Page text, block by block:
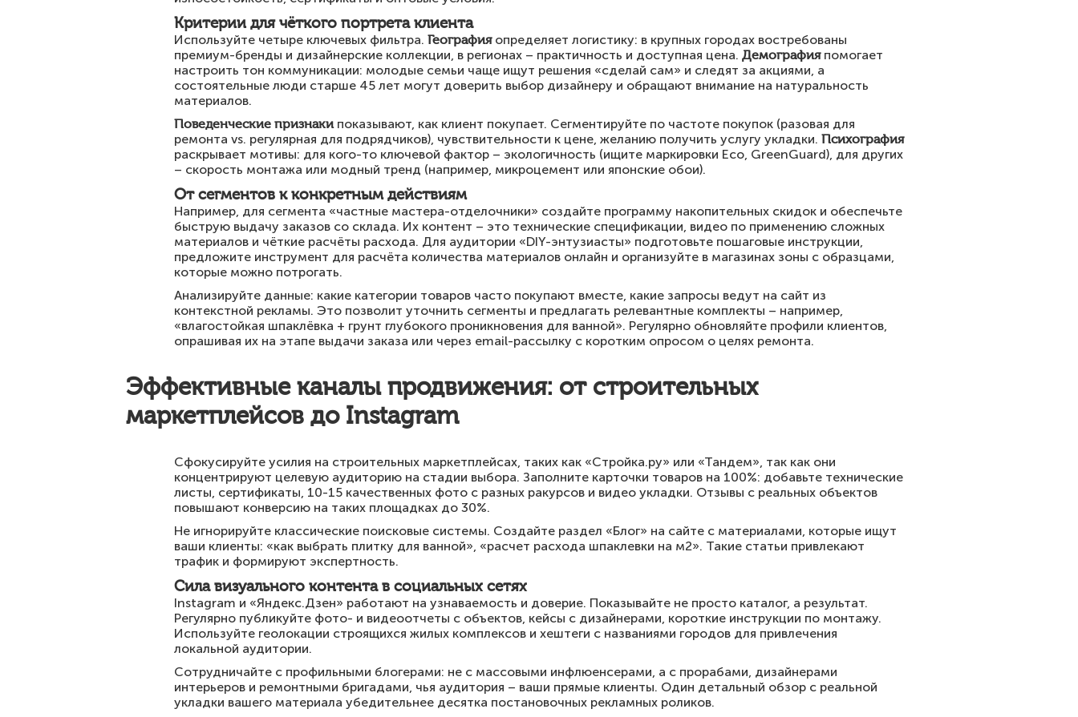
Критерии для чёткого портрета клиента
Используйте четыре ключевых фильтра. Географияопределяет логистику: в крупных городах востребованы
премиум-бренды и дизайнерские коллекции, в регионах – практичность и доступная цена. Демографияпомогает
настроить тон коммуникации: молодые семьи чаще ищут решения «сделай сам» и следят за акциями, а
состоятельные люди старше 45 лет могут доверить выбор дизайнеру и обращают внимание на натуральность
материалов.
Поведенческие признакипоказывают, как клиент покупает. Сегментируйте по частоте покупок (разовая для
ремонта vs. регулярная для подрядчиков), чувствительности к цене, желанию получить услугу укладки. Психография
раскрывает мотивы: для кого-то ключевой фактор – экологичность (ищите маркировки Eco, GreenGuard), для других
– скорость монтажа или модный тренд (например, микроцемент или японские обои).
От сегментов к конкретным действиям
Например, для сегмента «частные мастера-отделочники» создайте программу накопительных скидок и обеспечьте
быструю выдачу заказов со склада. Их контент – это технические спецификации, видео по применению сложных
материалов и чёткие расчёты расхода. Для аудитории «DIY-энтузиасты» подготовьте пошаговые инструкции,
предложите инструмент для расчёта количества материалов онлайн и организуйте в магазинах зоны с образцами,
которые можно потрогать.
Анализируйте данные: какие категории товаров часто покупают вместе, какие запросы ведут на сайт из
контекстной рекламы. Это позволит уточнить сегменты и предлагать релевантные комплекты – например,
«влагостойкая шпаклёвка + грунт глубокого проникновения для ванной». Регулярно обновляйте профили клиентов,
опрашивая их на этапе выдачи заказа или через email-рассылку с коротким опросом о целях ремонта.
Эффективные каналы продвижения: от строительных
маркетплейсов до Instagram
Сфокусируйте усилия на строительных маркетплейсах, таких как «Стройка.ру» или «Тандем», так как они
концентрируют целевую аудиторию на стадии выбора. Заполните карточки товаров на 100%: добавьте технические
листы, сертификаты, 10-15 качественных фото с разных ракурсов и видео укладки. Отзывы с реальных объектов
повышают конверсию на таких площадках до 30%.
Не игнорируйте классические поисковые системы. Создайте раздел «Блог» на сайте с материалами, которые ищут
ваши клиенты: «как выбрать плитку для ванной», «расчет расхода шпаклевки на м2». Такие статьи привлекают
трафик и формируют экспертность.
Сила визуального контента в социальных сетях
Instagram и «Яндекс.Дзен» работают на узнаваемость и доверие. Показывайте не просто каталог, а результат.
Регулярно публикуйте фото- и видеоотчеты с объектов, кейсы с дизайнерами, короткие инструкции по монтажу.
Используйте геолокации строящихся жилых комплексов и хештеги с названиями городов для привлечения
локальной аудитории.
Сотрудничайте с профильными блогерами: не с массовыми инфлюенсерами, а с прорабами, дизайнерами
интерьеров и ремонтными бригадами, чья аудитория – ваши прямые клиенты. Один детальный обзор с реальной
укладки вашего материала убедительнее десятка постановочных рекламных роликов.